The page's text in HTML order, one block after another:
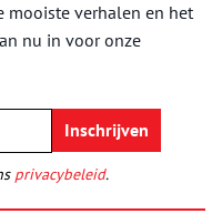
verhalen en het
nu in voor onze
privacybeleid.